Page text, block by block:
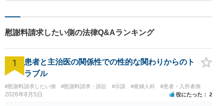
慰謝料請求したい側の法律Q&Aランキング
1
患者と主治医の関係性での性的な関わりからのト
ラブル
#慰謝料請求したい側 #慰謝料請求・訴訟 #示談 #産婦人科 #患者・入所者側
2026年8月5日 役にたった 2